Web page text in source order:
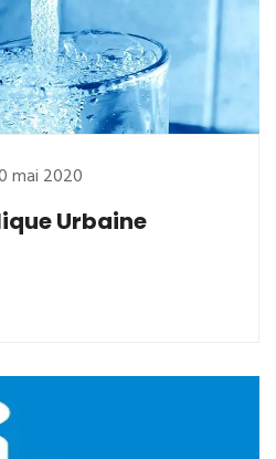
mai 2020
Urbaine